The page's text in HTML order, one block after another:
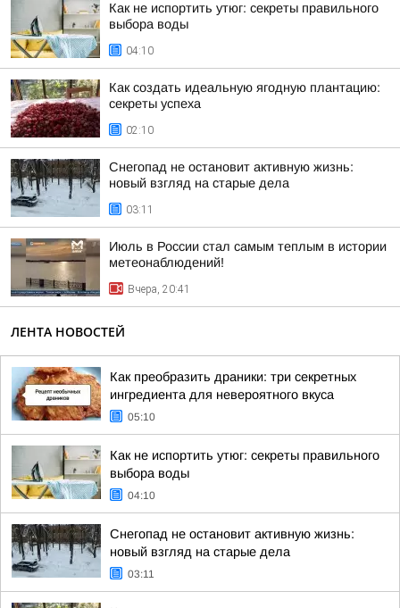
Как не испортить утюг: секреты правильного
выбора воды
04:10
Как создать идеальную ягодную плантацию:
секреты успеха
02:10
Снегопад не остановит активную жизнь:
новый взгляд на старые дела
03:11
Июль в России стал самым теплым в истории
метеонаблюдений!
Вчера, 20:41
ЛЕНТА НОВОСТЕЙ
Как преобразить драники: три секретных
ингредиента для невероятного вкуса
05:10
Как не испортить утюг: секреты правильного
выбора воды
04:10
Снегопад не остановит активную жизнь:
новый взгляд на старые дела
03:11